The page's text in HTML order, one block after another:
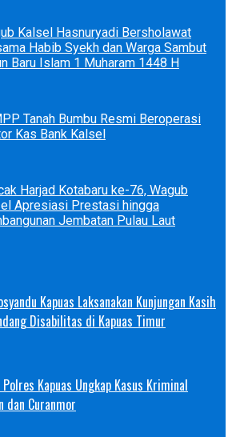
Kalsel Hasnuryadi Bersholawat
Habib Syekh dan Warga Sambut
Baru Islam 1 Muharam 1448 H
Tanah Bumbu Resmi Beroperasi
Kas Bank Kalsel
Harjad Kotabaru ke-76, Wagub
Apresiasi Prestasi hingga
Jembatan Pulau Laut
Kapuas Laksanakan Kunjungan Kasih
Disabilitas di Kapuas Timur
Kapuas Ungkap Kasus Kriminal
dan Curanmor